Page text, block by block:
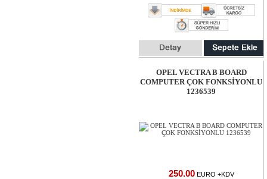
OPEL VECTRA B BOARD
COMPUTER ÇOK FONKSİYONLU
1236539
250.00 EURO +KDV